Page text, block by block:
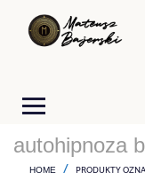
autohipnoza
HOME PRODUKTY